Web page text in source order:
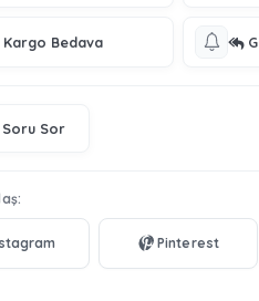
Kargo Bedava
Soru Sor